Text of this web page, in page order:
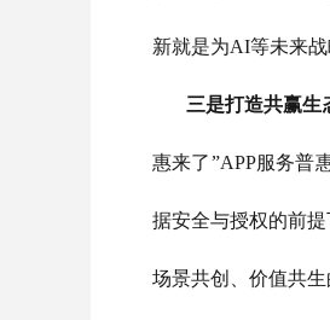
新就是为AI等未来
三是打造共赢生
惠来了”APP服务普
据安全与授权的前
场景共创、价值共